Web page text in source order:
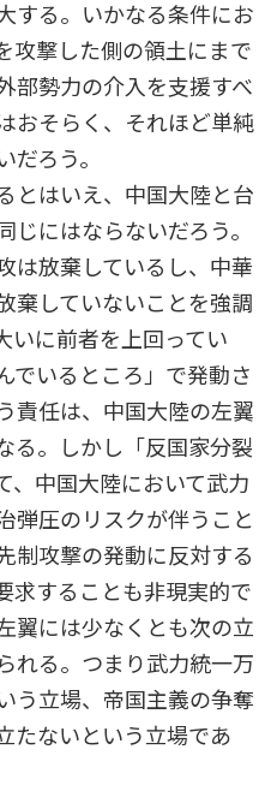
する。いかなる条件にお
攻撃した側の領土にまで
部勢力の介入を支援すべ
おそらく、それほど単純
ろう。
とはいえ、中国大陸と台
にはならないだろう。
は放棄しているし、中華
棄していないことを強調
いに前者を上回ってい
でいるところ」で発動さ
責任は、中国大陸の左翼
る。しかし「反国家分裂
、中国大陸において武力
弾圧のリスクが伴うこと
制攻撃の発動に反対する
求することも非現実的で
翼には少なくとも次の立
れる。つまり武力統一万
う立場、帝国主義の争奪
たないという立場であ